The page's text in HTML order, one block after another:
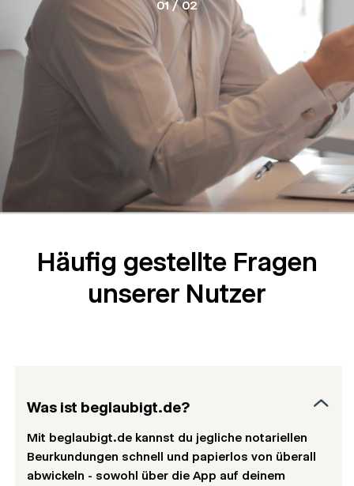
01/ 02
Häufig gestellte Fragen
unserer Nutzer
Was ist beglaubigt.de?
Mit beglaubigt.de kannst du jegliche notariellen
Beurkundungen schnell und papierlos von überall
abwickeln - sowohl über die App auf deinem